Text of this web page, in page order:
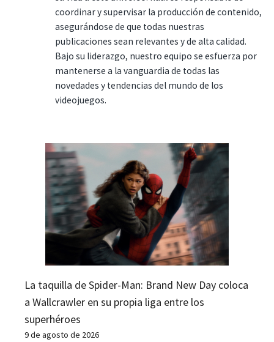
coordinar y supervisar la producción de contenido,
asegurándose de que todas nuestras
publicaciones sean relevantes y de alta calidad.
Bajo su liderazgo, nuestro equipo se esfuerza por
mantenerse a la vanguardia de todas las
novedades y tendencias del mundo de los
videojuegos.
La taquilla de Spider-Man: Brand New Day coloca
a Wallcrawler en su propia liga entre los
superhéroes
9 de agosto de 2026